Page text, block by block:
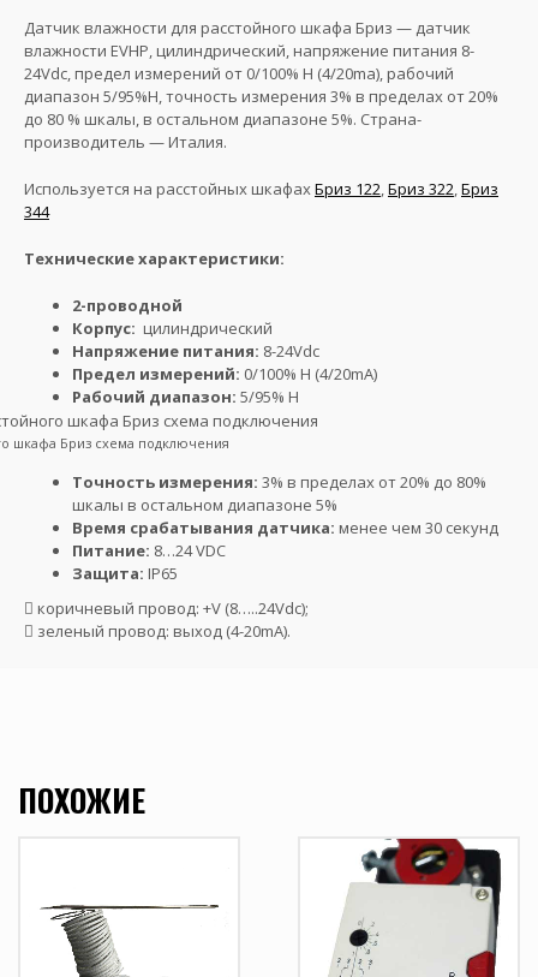
Датчик влажности для расстойного шкафа Бриз — датчик
влажности EVHP, цилиндрический, напряжение питания 8-
24Vdc, предел измерений от 0/100% H (4/20ma), рабочий
диапазон 5/95%H, точность измерения 3% в пределах от 20%
до 80 % шкалы, в остальном диапазоне 5%. Страна-
производитель — Италия.
Используется на расстойных шкафахБриз 122,Бриз 322,Бриз
344
Технические характеристики:
2-проводной
Корпус: цилиндрический
Напряжение питания: 8-24Vdc
Предел измерений: 0/100% H (4/20mA)
Рабочий диапазон: 5/95% H
шкафа Бриз схема подключения
Точность измерения: 3% в пределах от 20% до 80%
шкалы в остальном диапазоне 5%
Время срабатывания датчика: менее чем 30 секунд
Питание: 8…24 VDC
Защита: IP65
 коричневый провод: +V (8…..24Vdc);
 зеленый провод: выход (4-20mA).
ПОХОЖИЕ